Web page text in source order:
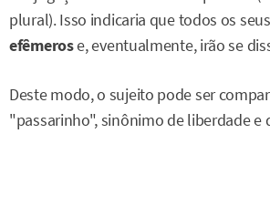
plural). Isso indicaria que todos os seus
efêmerose, eventualmente, irão se
Deste modo, o sujeito pode ser
"passarinho", sinônimo de liberdade e